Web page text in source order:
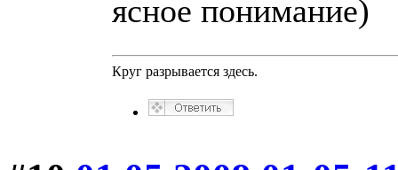
ясное понимание)
Круг разрывается здесь.